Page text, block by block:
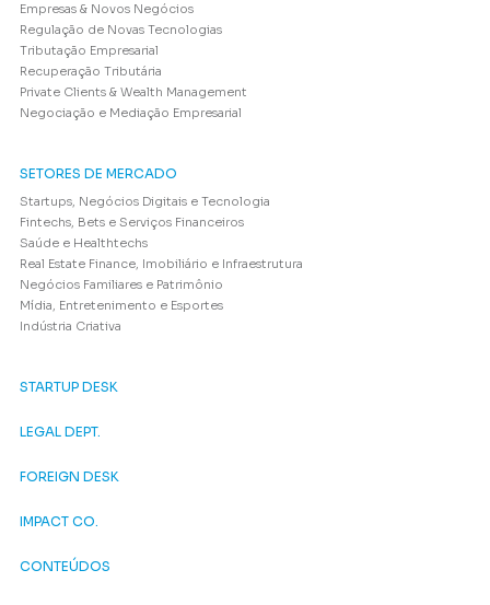
Empresas & Novos Negócios
Regulação de Novas Tecnologias
Tributação Empresarial
Recuperação Tributária
Private Clients & Wealth Management
Negociação e Mediação Empresarial
SETORES DE MERCADO
Startups, Negócios Digitais e Tecnologia
Fintechs, Bets e Serviços Financeiros
Saúde e Healthtechs
Real Estate Finance, Imobiliário e Infraestrutura
Negócios Familiares e Patrimônio
Mídia, Entretenimento e Esportes
Indústria Criativa
STARTUP DESK
LEGAL DEPT.
FOREIGN DESK
IMPACT CO.
CONTEÚDOS